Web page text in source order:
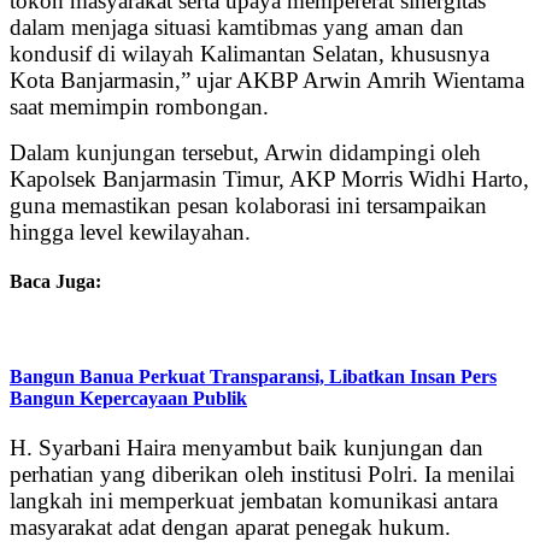
dalam menjaga situasi kamtibmas yang aman dan
kondusif di wilayah Kalimantan Selatan, khususnya
Kota Banjarmasin,” ujar AKBP Arwin Amrih Wientama
saat memimpin rombongan.
Dalam kunjungan tersebut, Arwin didampingi oleh
Kapolsek Banjarmasin Timur, AKP Morris Widhi Harto,
guna memastikan pesan kolaborasi ini tersampaikan
hingga level kewilayahan.
Baca Juga:
Bangun Banua Perkuat Transparansi, Libatkan Insan Pers
Bangun Kepercayaan Publik
H. Syarbani Haira menyambut baik kunjungan dan
perhatian yang diberikan oleh institusi Polri. Ia menilai
langkah ini memperkuat jembatan komunikasi antara
masyarakat adat dengan aparat penegak hukum.